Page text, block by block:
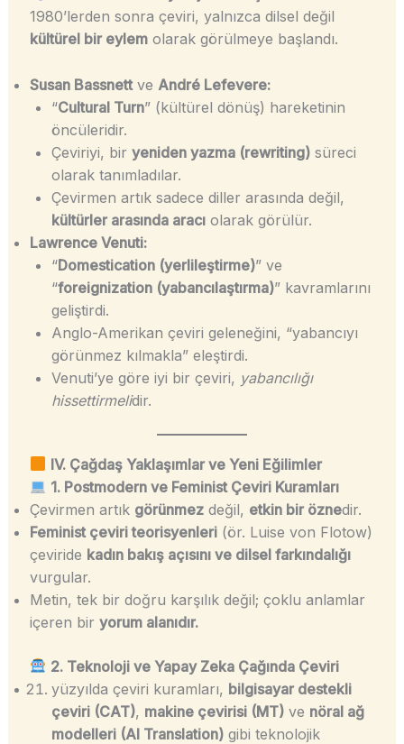
1980’lerden sonra çeviri, yalnızca dilsel değil
kültürel bir eylemolarak görülmeye başlandı.
Susan Bassnettve André Lefevere:
“Cultural Turn” (kültürel dönüş) hareketinin
öncüleridir.
Çeviriyi, bir yeniden yazma (rewriting)süreci
olarak tanımladılar.
Çevirmen artık sadece diller arasında değil,
kültürler arasında aracıolarak görülür.
Lawrence Venuti:
“Domestication (yerlileştirme)” ve
“foreignization (yabancılaştırma)” kavramlarını
geliştirdi.
Anglo-Amerikan çeviri geleneğini, “yabancıyı
görünmez kılmakla” eleştirdi.
Venuti’ye göre iyi bir çeviri, yabancılığı
hissettirmelidir.
IV. Çağdaş Yaklaşımlar ve Yeni Eğilimler
1. Postmodern ve Feminist Çeviri Kuramları
Çevirmen artık görünmezdeğil, etkin bir öznedir.
Feminist çeviri teorisyenleri(ör. Luise von Flotow)
çeviride kadın bakış açısını ve dilsel farkındalığı
vurgular.
Metin, tek bir doğru karşılık değil; çoklu anlamlar
içeren bir yorum alanıdır.
2. Teknoloji ve Yapay Zeka Çağında Çeviri
yüzyılda çeviri kuramları, bilgisayar destekli
çeviri (CAT), makine çevirisi (MT)ve nöral ağ
modelleri (AI Translation)gibi teknolojik